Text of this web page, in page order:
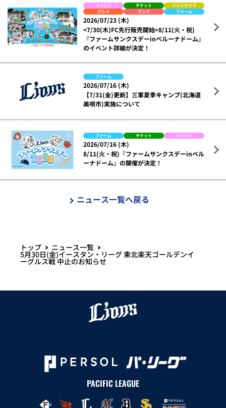
イベント チケット
ファンクラブ
グルメ
グッズ ファーム
2026/07/23 (木)
<7/30(木)FC先行販売開始>8/11(火・祝)
『ファームサンクスデーinベルーナドーム』
のイベント詳細が決定！
ファーム
2026/07/16 (木)
【7/31(金)更新】三軍夏季キャンプ(北海道
美唄市)実施について
ファーム チケット イベント
2026/07/16 (木)
8/11(火・祝)『ファームサンクスデーinベル
ーナドーム』の開催が決定！
ニュース一覧へ戻る
トップ ニュース一覧
5月30日(金)イースタン・リーグ 東北楽天ゴールデンイ
ーグルス戦 中止のお知らせ
PACIFIC LEAGUE